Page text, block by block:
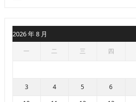
2026 年 8 月
一 二 三 四
3 4 5 6